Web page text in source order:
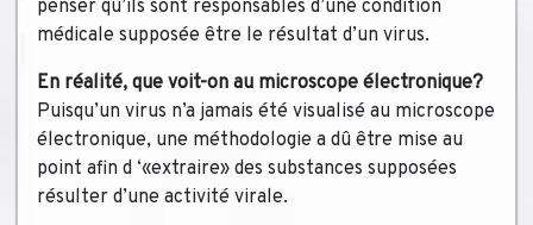
penser qu’ils sont responsables d’une condition
médicale supposée être le résultat d’un virus.
En réalité, que voit-on au microscope électronique?
Puisqu’un virus n’a jamais été visualisé au microscope
électronique, une méthodologie a dû être mise au
point afin d ‘«extraire» des substances supposées
résulter d’une activité virale.